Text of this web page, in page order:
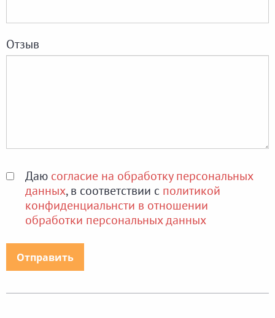
Отзыв
Даю согласие на обработку персональных
данных, в соответствии с политикой
конфиденциальнсти в отношении
обработки персональных данных